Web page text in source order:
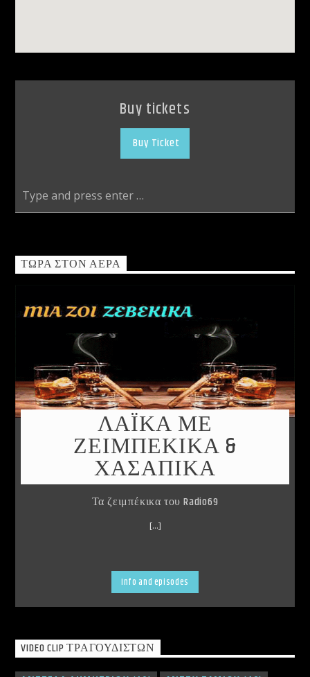
Buy tickets
Buy Ticket
ΤΏΡΑ ΣΤΟΝ ΑΈΡΑ
ΛΑΪΚΑ ΜΕ
ΖΕΙΜΠΕΚΙΚΑ &
ΧΑΣΆΠΙΚΑ
Τα ζειμπέκικα του Radio69
[...]
Info and episodes
VIDEO CLIP ΤΡΑΓΟΥΔΙΣΤΏΝ